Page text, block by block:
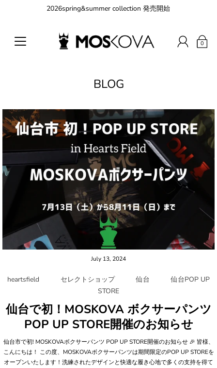
2026spring&summer collection 発売開始
0
BLOG
July 13, 2024
heartsfield セレクトショップ 仙台
仙台POP UP
STORE
仙台で初！MOSKOVA ボクサーパンツ
POP UP STORE開催のお知らせ
仙台市で初! MOSKOVAボクサーパンツ POP UP STORE開催のお知らせ 🎉 皆様、
こんにちは！ この度、MOSKOVAボクサーパンツは期間限定のPOP UP STOREを
オープンいたします！洗練されたデザインと快適な履き心地で多くの支持を得て